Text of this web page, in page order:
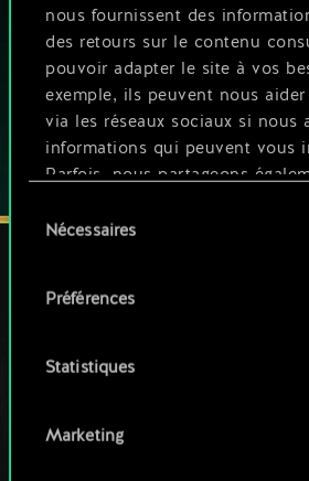
nous fournissent des
des retours sur le contenu
pouvoir adapter le site à vos
exemple, ils peuvent nous
via les réseaux sociaux si nous
informations qui peuvent vous
Parfois, nous partageons
ces cookies optionnels ne
Vous pouvez consulter tous les
préférences dans le menu
duNécessaires
Préférences
Statistiques
Marketing
Ce jeu propose des achats
RESTEZ